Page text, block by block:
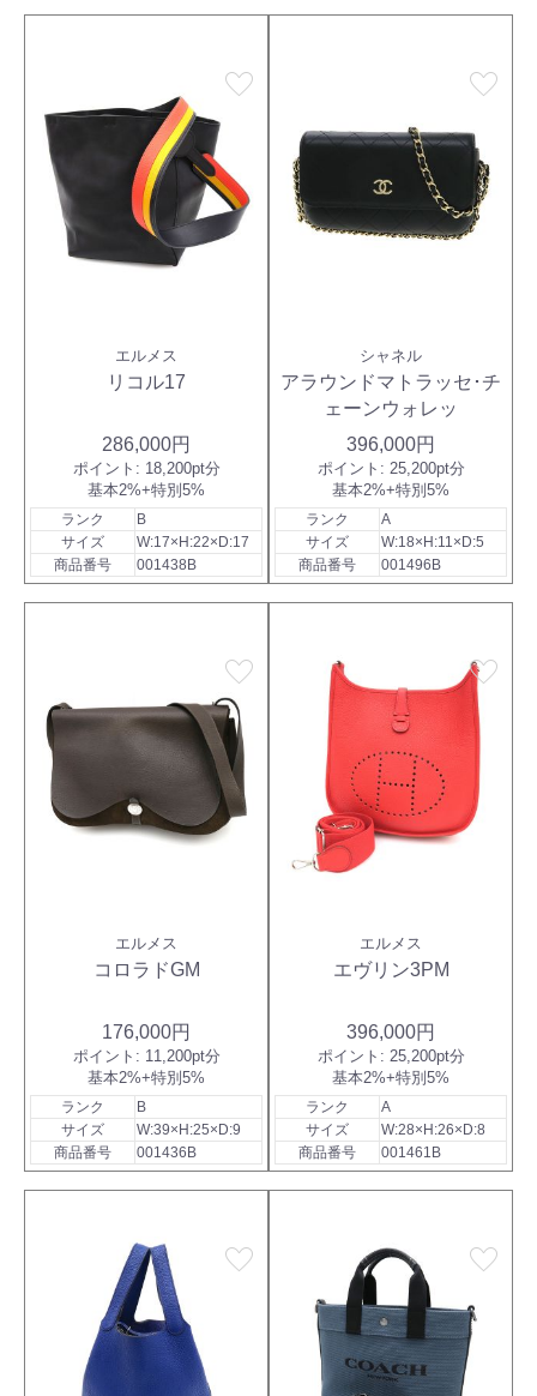
favorite
エルメス
リコル17
286,000円
ポイント: 18,200pt分
基本2%+特別5%
ランク
B
サイズ
W:17×H:22×D:17
商品番号
001438B
favorite
シャネル
アラウンドマトラッセ･チ
ェーンウォレッ
396,000円
ポイント: 25,200pt分
基本2%+特別5%
ランク
A
サイズ
W:18×H:11×D:5
商品番号
001496B
favorite
エルメス
コロラドGM
176,000円
ポイント: 11,200pt分
基本2%+特別5%
ランク
B
サイズ
W:39×H:25×D:9
商品番号
001436B
favorite
エルメス
エヴリン3PM
396,000円
ポイント: 25,200pt分
基本2%+特別5%
ランク
A
サイズ
W:28×H:26×D:8
商品番号
001461B
favorite favorite